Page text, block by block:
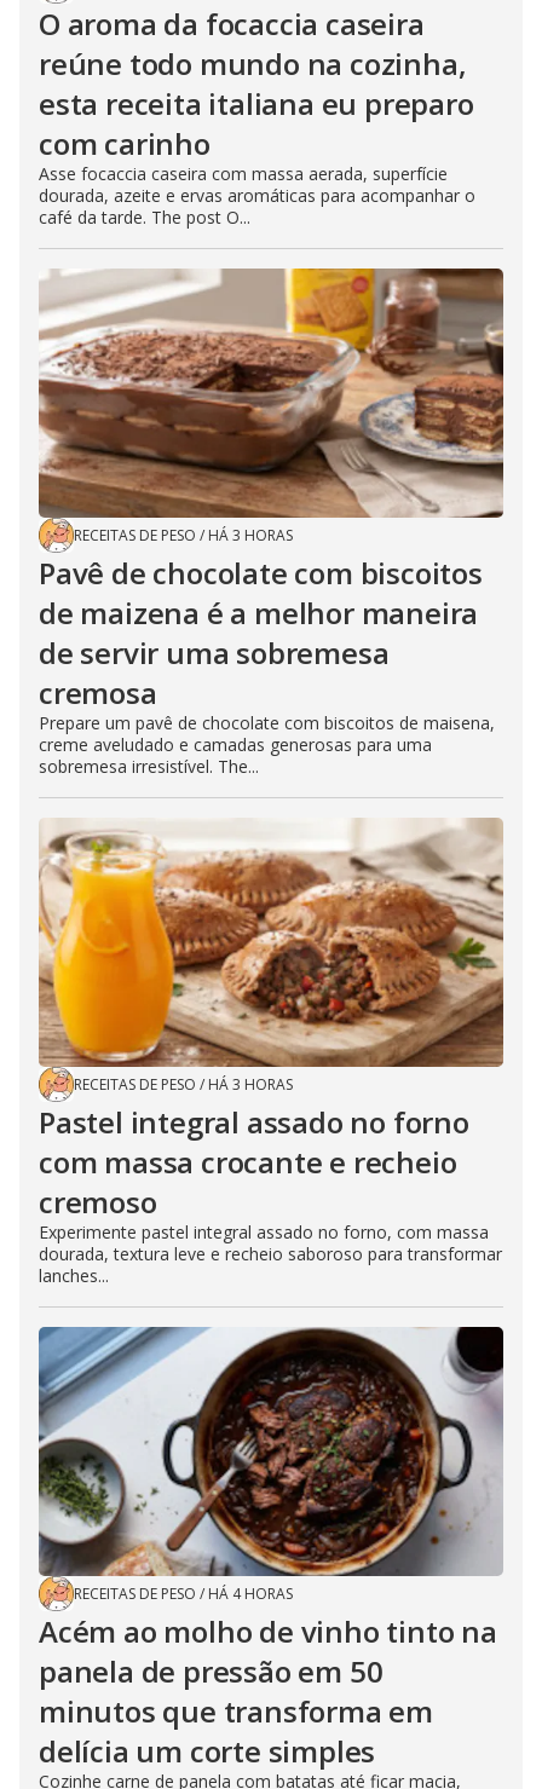
O aroma da focaccia caseira
reúne todo mundo na cozinha,
esta receita italiana eu preparo
com carinho
Asse focaccia caseira com massa aerada, superfície
dourada, azeite e ervas aromáticas para acompanhar o
café da tarde. The post O...
RECEITAS DE PESO / HÁ 3 HORAS
Pavê de chocolate com biscoitos
de maizena é a melhor maneira
de servir uma sobremesa
cremosa
Prepare um pavê de chocolate com biscoitos de maisena,
creme aveludado e camadas generosas para uma
sobremesa irresistível. The...
RECEITAS DE PESO / HÁ 3 HORAS
Pastel integral assado no forno
com massa crocante e recheio
cremoso
Experimente pastel integral assado no forno, com massa
dourada, textura leve e recheio saboroso para transformar
lanches...
RECEITAS DE PESO / HÁ 4 HORAS
Acém ao molho de vinho tinto na
panela de pressão em 50
minutos que transforma em
delícia um corte simples
Cozinhe carne de panela com batatas até ficar macia,